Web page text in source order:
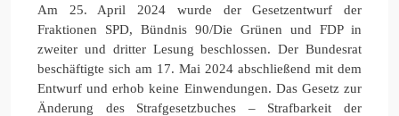
Am 25. April 2024 wurde der Gesetzentwurf der
Fraktionen SPD, Bündnis 90/Die Grünen und FDP in
zweiter und dritter Lesung beschlossen. Der Bundesrat
beschäftigte sich am 17. Mai 2024 abschließend mit dem
Entwurf und erhob keine Einwendungen. Das Gesetzzur
Änderung des Strafgesetzbuches – Strafbarkeit der